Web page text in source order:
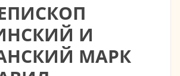
И
МАРК